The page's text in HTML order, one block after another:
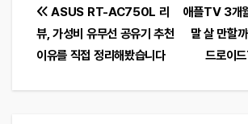
글
탐
색
애플TV 3개
말 살 만할
드로이
ASUS RT-AC750L 리
뷰, 가성비 유무선 공유기 추천
이유를 직접 정리해봤습니다